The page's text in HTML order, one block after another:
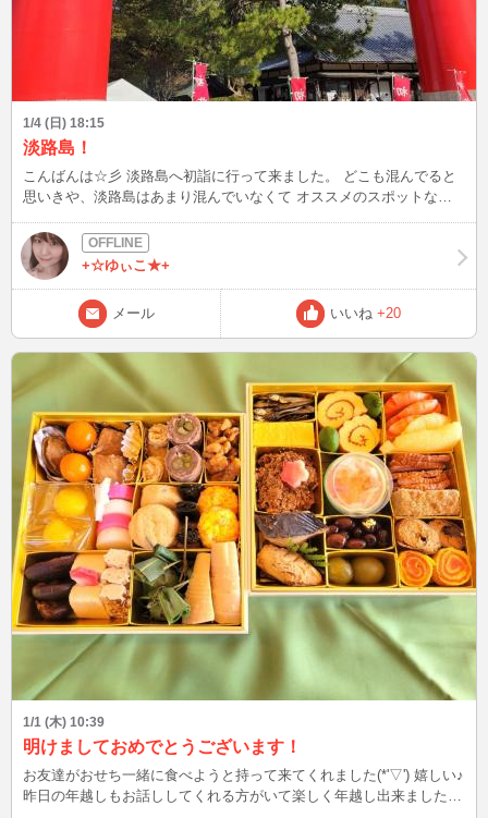
1/4 (日) 18:15
淡路島！
こんばんは☆彡 淡路島へ初詣に行って来ました。 どこも混んでると
思いきや、淡路島はあまり混んでいなくて オススメのスポットなん
好き(*'▽') みなさんはどこかお参りに行きましたか？ 好きな神社教え
て欲しいなぁ。 よかったら、新年会しませんか？
+☆ゆぃこ★+
メール いいね +20
1/1 (木) 10:39
明けましておめでとうございます！
お友達がおせち一緒に食べようと持って来てくれました(*'▽') 嬉しい♪
昨日の年越しもお話ししてくれる方がいて楽しく年越し出来ました！